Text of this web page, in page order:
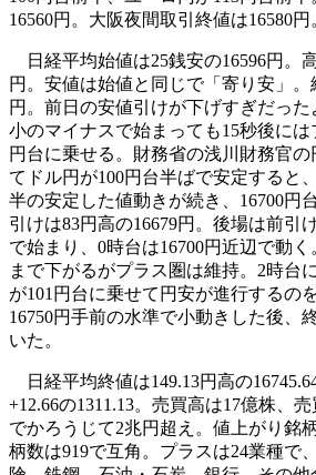
16560円。大阪夜間取引終値は16580円
日経平均始値は25銭安の16596円。
円。安値は始値と同じで「寄り安」。
円。前日の安値引けが下げすぎだっ
小のマイナスで始まっても15秒後には
円台に乗せる。財務省の浅川財務官
てドル円が100円台半ばで安定すると
半の安定した値動きが続き、16700円
引けは83円高の16679円。後場は前引
で始まり、0時台は16700円近辺で動く
まで下がるがプラス圏は維持。2時台
が101円台に乗せて円安が進行するの
16750円手前の水準で小動きした後、
いた。
日経平均終値は149.13円高の
+12.66の1311.13。売買高は17億株、
でかろうじて2兆円超え。値上がり銘
柄数は919で互角。プラスは24業種で